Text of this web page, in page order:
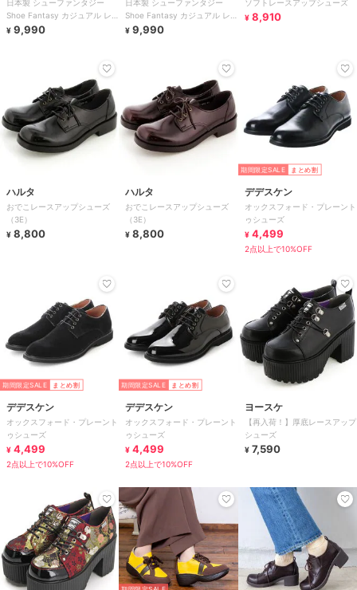
日本製 シューファンタジー
Shoe Fantasy カジュアル レ
ースアップシューズ 晴雨兼用
¥ 9,990
日本製 シューファンタジー
Shoe Fantasy カジュアル レ
ースアップシューズ 晴雨兼用
¥ 9,990
ソフトレースアップシューズ
¥ 8,910
ハルタ
おでこレースアップシューズ
（3E）
¥ 8,800
ハルタ
おでこレースアップシューズ
（3E）
¥ 8,800
期間限定SALE まとめ割
デデスケン
オックスフォード・プレーント
ゥシューズ
¥ 4,499
2点以上で10%OFF
期間限定SALE まとめ割
デデスケン
オックスフォード・プレーント
ゥシューズ
¥ 4,499
2点以上で10%OFF
期間限定SALE まとめ割
デデスケン
オックスフォード・プレーント
ゥシューズ
¥ 4,499
2点以上で10%OFF
ヨースケ
【再入荷！】厚底レースアップ
シューズ
¥ 7,590